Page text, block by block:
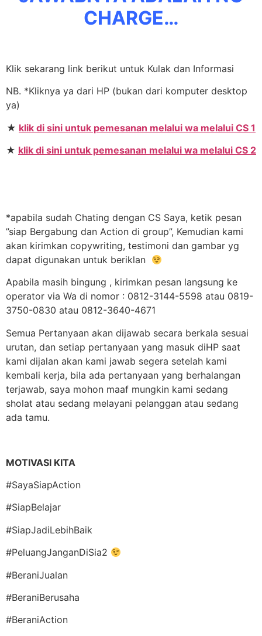
CHARGE…
Klik sekarang link berikut untuk Kulak dan Informasi
NB. *Kliknya ya dari HP (bukan dari komputer desktop
ya)
★ klik di sini untuk pemesanan melalui wa melalui CS 1
★ klik di sini untuk pemesanan melalui wa melalui CS 2
*apabila sudah Chating dengan CS Saya, ketik pesan
”siap Bergabung dan Action di group”, Kemudian kami
akan kirimkan copywriting, testimoni dan gambar yg
dapat digunakan untuk beriklan
Apabila masih bingung , kirimkan pesan langsung ke
operator via Wa di nomor : 0812-3144-5598 atau 0819-
3750-0830 atau 0812-3640-4671
Semua Pertanyaan akan dijawab secara berkala sesuai
urutan, dan setiap pertanyaan yang masuk diHP saat
kami dijalan akan kami jawab segera setelah kami
kembali kerja, bila ada pertanyaan yang berhalangan
terjawab, saya mohon maaf mungkin kami sedang
sholat atau sedang melayani pelanggan atau sedang
ada tamu.
MOTIVASI KITA
#SayaSiapAction
#SiapBelajar
#SiapJadiLebihBaik
#PeluangJanganDiSia2
#BeraniJualan
#BeraniBerusaha
#BeraniAction